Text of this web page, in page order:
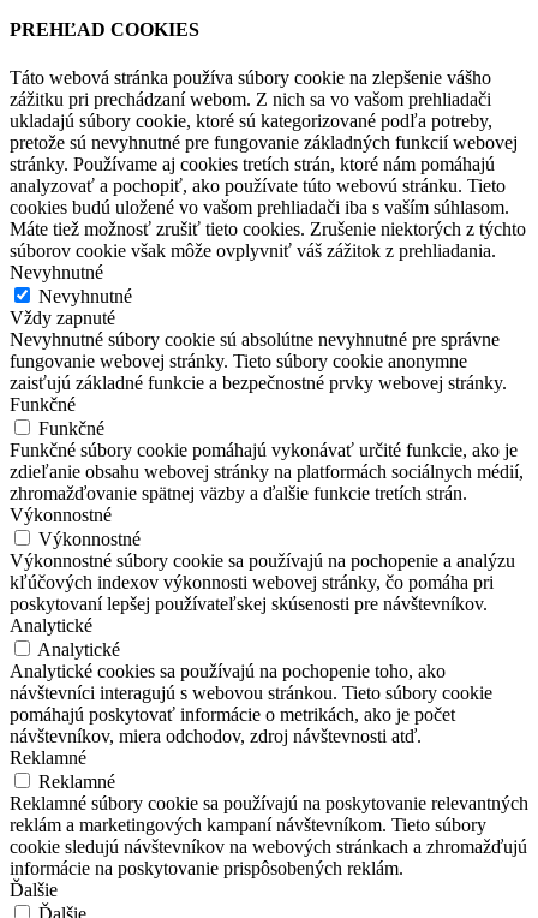
PREHĽAD COOKIES
Táto webová stránka používa súbory cookie na zlepšenie vášho
zážitku pri prechádzaní webom. Z nich sa vo vašom prehliadači
ukladajú súbory cookie, ktoré sú kategorizované podľa potreby,
pretože sú nevyhnutné pre fungovanie základných funkcií webovej
stránky. Používame aj cookies tretích strán, ktoré nám pomáhajú
analyzovať a pochopiť, ako používate túto webovú stránku. Tieto
cookies budú uložené vo vašom prehliadači iba s vaším súhlasom.
Máte tiež možnosť zrušiť tieto cookies. Zrušenie niektorých z týchto
súborov cookie však môže ovplyvniť váš zážitok z prehliadania.
Nevyhnutné
Nevyhnutné
Vždy zapnuté
Nevyhnutné súbory cookie sú absolútne nevyhnutné pre správne
fungovanie webovej stránky. Tieto súbory cookie anonymne
zaisťujú základné funkcie a bezpečnostné prvky webovej stránky.
Funkčné
Funkčné
Funkčné súbory cookie pomáhajú vykonávať určité funkcie, ako je
zdieľanie obsahu webovej stránky na platformách sociálnych médií,
zhromažďovanie spätnej väzby a ďalšie funkcie tretích strán.
Výkonnostné
Výkonnostné
Výkonnostné súbory cookie sa používajú na pochopenie a analýzu
kľúčových indexov výkonnosti webovej stránky, čo pomáha pri
poskytovaní lepšej používateľskej skúsenosti pre návštevníkov.
Analytické
Analytické
Analytické cookies sa používajú na pochopenie toho, ako
návštevníci interagujú s webovou stránkou. Tieto súbory cookie
pomáhajú poskytovať informácie o metrikách, ako je počet
návštevníkov, miera odchodov, zdroj návštevnosti atď.
Reklamné
Reklamné
Reklamné súbory cookie sa používajú na poskytovanie relevantných
reklám a marketingových kampaní návštevníkom. Tieto súbory
cookie sledujú návštevníkov na webových stránkach a zhromažďujú
informácie na poskytovanie prispôsobených reklám.
Ďalšie
Ďalšie